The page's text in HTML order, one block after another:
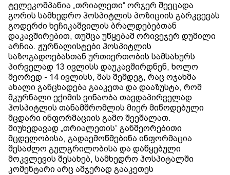
ტელეკომპანია „თრიალეთი“ ორჯერ შეეცადა
გორის სამხედრო ჰოსპიტლის პოზიციის გარკვევას
გოდერძი ხეჩიკაშვილის ბრალდებებთან
დაკავშირებით, თუმცა უწყებამ ორივეჯერ დუმილი
არჩია. ჟურნალისტები ჰოსპიტლის
საზოგადოებასთან ურთიერთობის სამსახურს
პირველად 13 ივლისს დაუკავშირდნენ, ხოლო
მეორედ - 14 ივლისს, მას შემდეგ, რაც ოჯახმა
ახალი განცხადება გააკეთა და დააზუსტა, რომ
მკურნალი ექიმის ვინაობა თავდაპირველად
ჰოსპიტლის თანამშრომლის მიერ მიწოდებული
მცდარი ინფორმაციის გამო შეეშალათ.
მიუხედავად „თრიალეთის“ განმეორებითი
მცდელობისა, გადაემოწმებინა ინფორმაცია
შესაძლო გულგრილობისა და დაწყებული
მოკვლევის შესახებ, სამხედრო ჰოსპიტალში
კომენტარი არც ამჯერად გააკეთეს